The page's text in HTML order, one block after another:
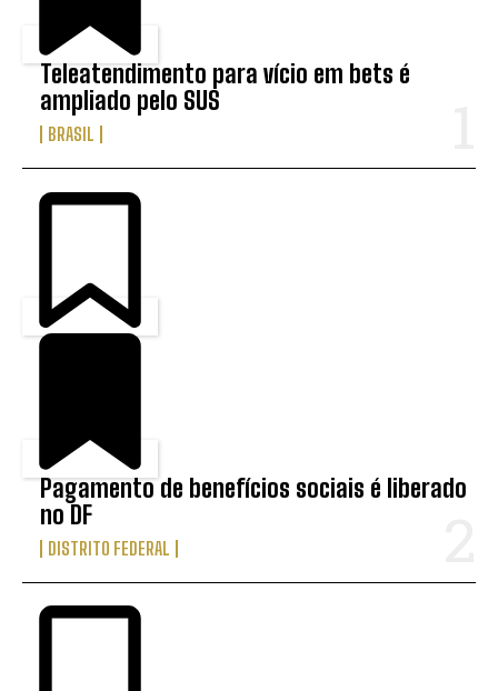
Teleatendimento para vício em bets é
ampliado pelo SUS
BRASIL
Pagamento de benefícios sociais é liberado
no DF
DISTRITO FEDERAL